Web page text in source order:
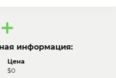
информация:
Цена
$0